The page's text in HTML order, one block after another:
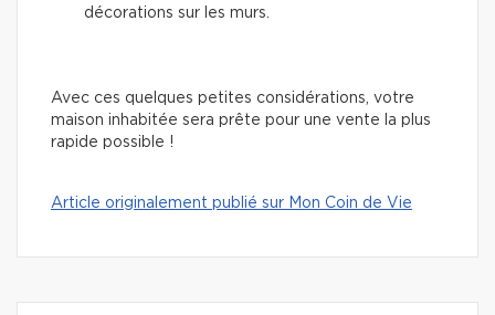
décorations sur les murs.
Avec ces quelques petites considérations, votre
maison inhabitée sera prête pour une vente la plus
rapide possible !
Article originalement publié sur Mon Coin de Vie